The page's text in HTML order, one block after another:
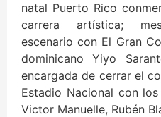
natal Puerto Rico
carrera artística;
escenario con El Gran
dominicano Yiyo
encargada de cerrar el
Estadio Nacional con
Victor Manuelle, Rubén